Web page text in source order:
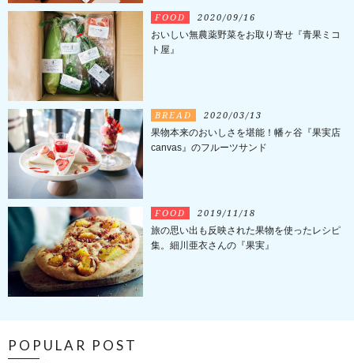
FOOD 2020/09/16
おいしい無農薬野菜をお取り寄せ『青果ミコ
ト屋』
BREAD 2020/03/13
果物本来のおいしさを堪能！幡ヶ谷『果実店
canvas』のフルーツサンド
FOOD 2019/11/18
旅の思い出も反映された果物を使ったレシピ
集。細川亜衣さんの『果実』
POPULAR POST